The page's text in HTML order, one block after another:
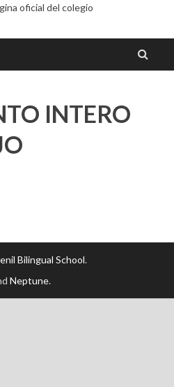
oficial del colegio
INTERO
Bilingual School.
Neptune.